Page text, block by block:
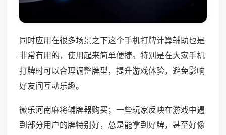
同时应用在很多场景之下这个手机打牌计算辅助也是
非常有用的，使用起来简单便捷。特别是在大家手机
打牌时可以合理调整牌型，提升游戏体验，避免影响
好友间互动乐趣。
微乐河南麻将辅牌器购买；一些玩家反映在游戏中遇
到部分用户的牌特别好，总是能拿到好牌，甚至好像